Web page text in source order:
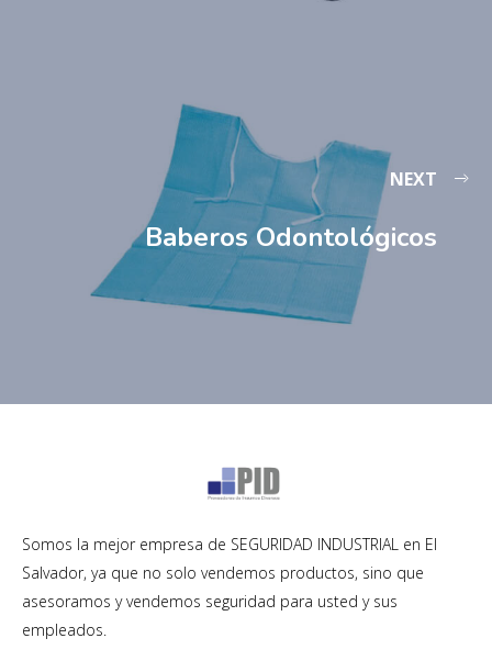
NEXT
Baberos Odontológicos
Somos la mejor empresa de SEGURIDAD INDUSTRIAL en El
Salvador, ya que no solo vendemos productos, sino que
asesoramos y vendemos seguridad para usted y sus
empleados.